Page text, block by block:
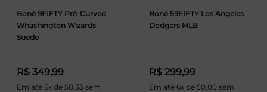
Boné 9FIFTY Pré-Curved
Whashington Wizards
Suede
R$ 349,99
Em até 6x de 58,33 sem
Boné 59FIFTY Los Angeles
Dodgers MLB
R$ 299,99
Em até 6x de 50,00 sem